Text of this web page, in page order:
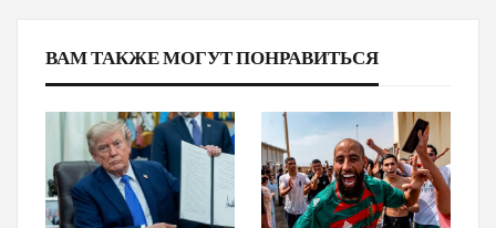
ВАМ ТАКЖЕ МОГУТ ПОНРАВИТЬСЯ